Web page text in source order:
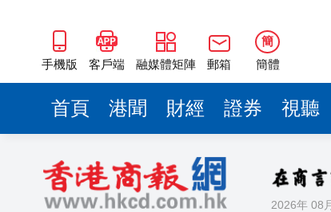
手機版 客戶端 融媒體矩陣 郵箱
簡
簡體
首頁 港聞 財經 證券 視聽
2026年 08
海南澄邁文儒煥新升級 五
梁振英率港區全國政協委員
2025年海南儋州以舊換新
瀋陽鐵西校園閱讀活動解鎖
黎智英案｜吳良好：依法